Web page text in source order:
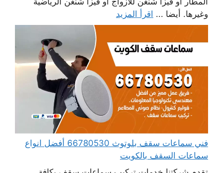
وغيرها. أيضا ... اقرأ المزيد
فني سماعات سقف بلوتوث 66780530 أفضل انواع
سماعات السقف بالكويت